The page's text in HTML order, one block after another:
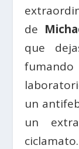
de
que
un
un
ciclamato.